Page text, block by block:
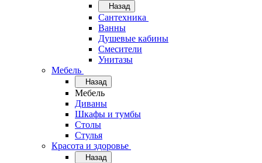
Назад
Сантехника
Ванны
Душевые кабины
Смесители
Унитазы
Мебель
Назад
Мебель
Диваны
Шкафы и тумбы
Столы
Стулья
Красота и здоровье
Назад